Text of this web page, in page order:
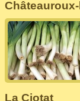
La Ciotat